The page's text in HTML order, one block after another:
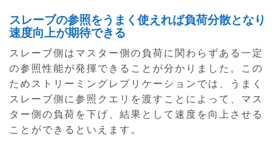
スレーブの参照をうまく使えれば負荷分散となり
速度向上が期待できる
スレーブ側はマスター側の負荷に関わらずある一定
の参照性能が発揮できることが分かりました。この
ためストリーミングレプリケーションでは、うまく
スレーブ側に参照クエリを渡すことによって、マス
ター側の負荷を下げ、結果として速度を向上させる
ことができるといえます。